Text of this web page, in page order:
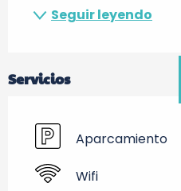
Seguir leyendo
Servicios
Aparcamiento
Wifi